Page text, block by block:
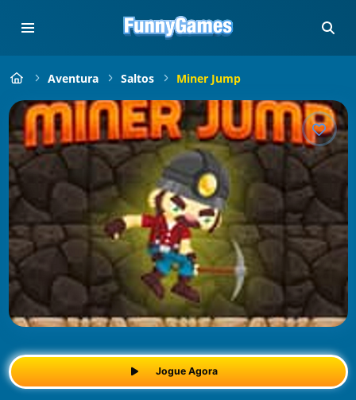
Aventura Saltos Miner Jump
Jogue Agora